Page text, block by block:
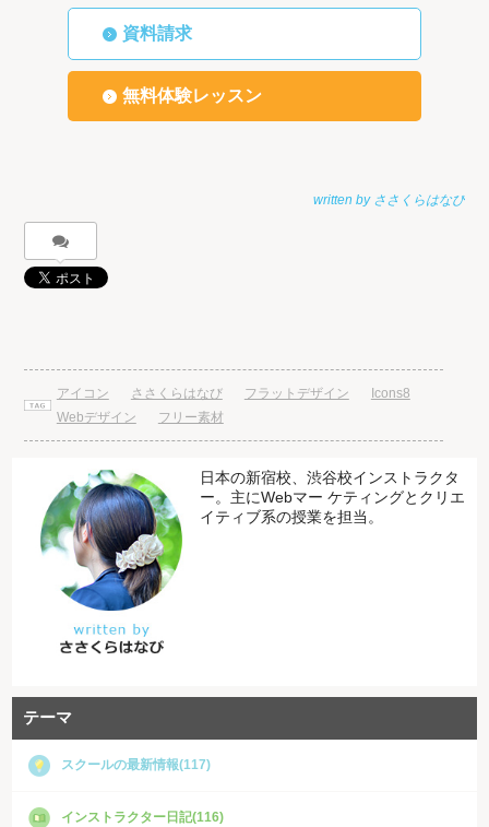
資料請求
無料体験レッスン
アイコン ささくらはなび フラットデザイン
Icons8
Webデザイン
フリー素材
日本の新宿校、渋谷校インストラクタ
ー。主にWebマー ケティングとクリエ
イティブ系の授業を担当。
テーマ
スクールの最新情報(117)
インストラクター日記(116)